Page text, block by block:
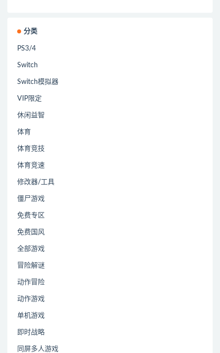
分类
PS3/4
Switch
Switch模拟器
VIP限定
休闲益智
体育
体育竞技
体育竞速
修改器/工具
僵尸游戏
免费专区
免费国风
全部游戏
冒险解谜
动作冒险
动作游戏
单机游戏
即时战略
同屏多人游戏